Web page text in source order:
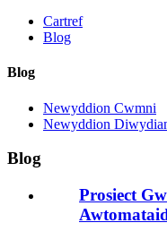
Cartref
Blog
Blog
Newyddion Cwmni
Newyddion
Blog
Prosiect